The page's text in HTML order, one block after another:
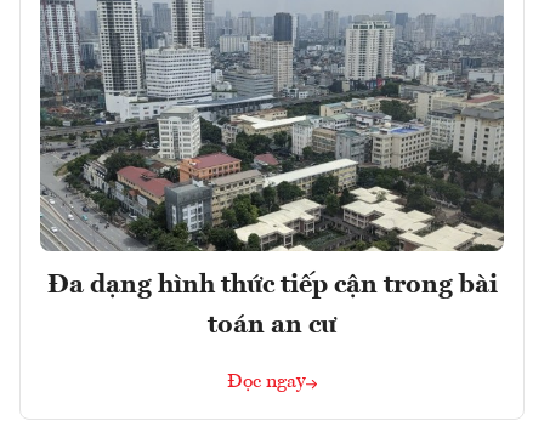
Đa dạng hình thức tiếp cận trong bài
toán an cư
Đọc ngay